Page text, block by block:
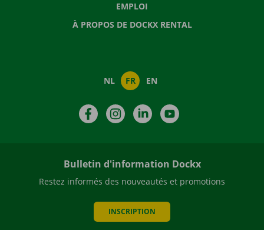
EMPLOI
À PROPOS DE DOCKX RENTAL
NL FR EN
FacebookInstagramLinkedIn
Bulletin d'information Dockx
Restez informés des nouveautés et promotions
INSCRIPTION